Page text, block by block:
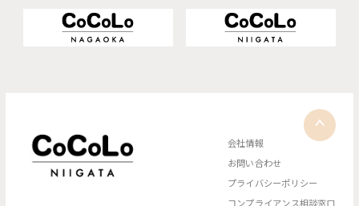
会社情報
お問い合わせ
プライバシーポリシー
コンプライアンス相談窓口